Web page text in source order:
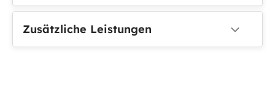
Zusätzliche Leistungen